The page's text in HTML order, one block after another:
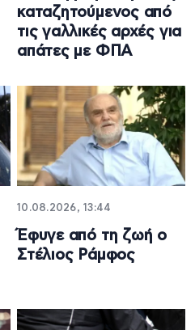
καταζητούμενος από
τις γαλλικές αρχές για
απάτες με ΦΠΑ
10.08.2026, 13:44
Έφυγε από τη ζωή ο
Στέλιος Ράμφος